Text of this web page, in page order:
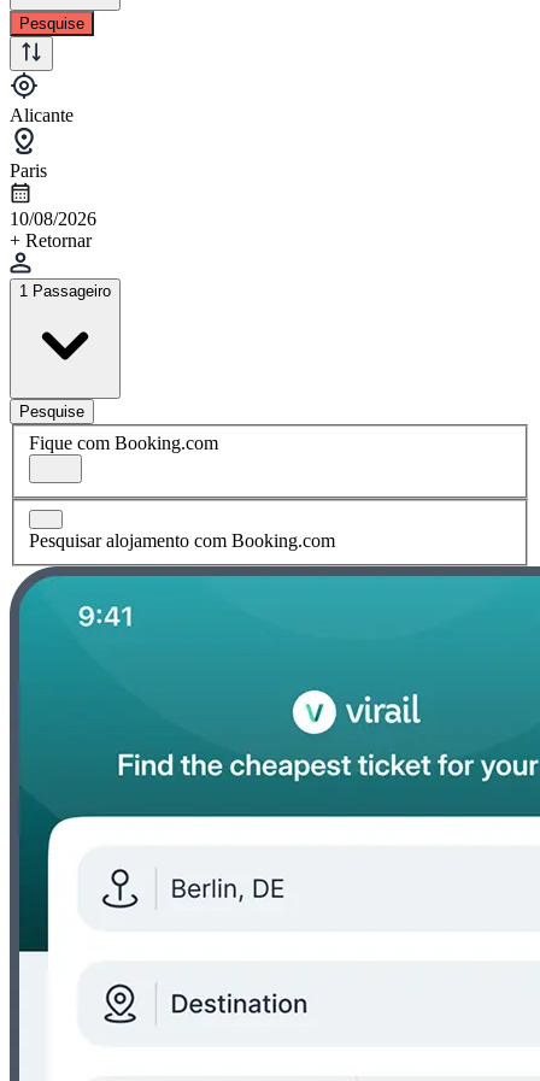
Pesquise
Alicante
Paris
10/08/2026
+ Retornar
1 Passageiro
Pesquise
Fique com Booking.com
Pesquisar alojamento com Booking.com